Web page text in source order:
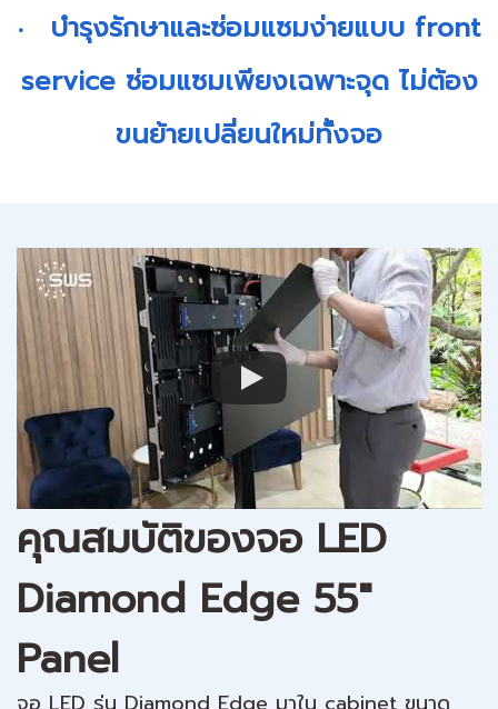
•
บำรุงรักษาและซ่อมแซมง่ายแบบ front
service ซ่อมแซมเพียงเฉพาะจุด ไม่ต้อง
ขนย้ายเปลี่ยนใหม่ทั้งจอ
คุณสมบัติของจอ LED
Diamond Edge 55"
Panel